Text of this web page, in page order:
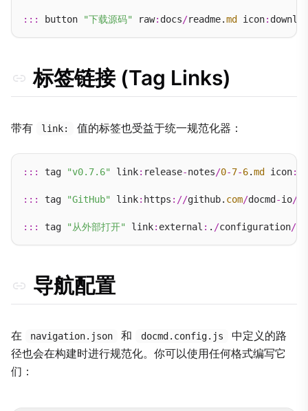
::: button "下载源码" raw: docs/readme.md icon:
标签链接 (Tag Links)
带有 link: 值的标签也受益于统一规范化器：
::: tag "v0.7.6" link: release-notes/0-7-6.md icon:
::: tag "GitHub" link: https ://github. com/docmd -io/
::: tag "从外部打开" link: external : . /configuration/
导航配置
在 navigation.json 和 docmd.config.js
中定义的路
径也会在构建时进行规范化。你可以使用任何格式编写它
们：